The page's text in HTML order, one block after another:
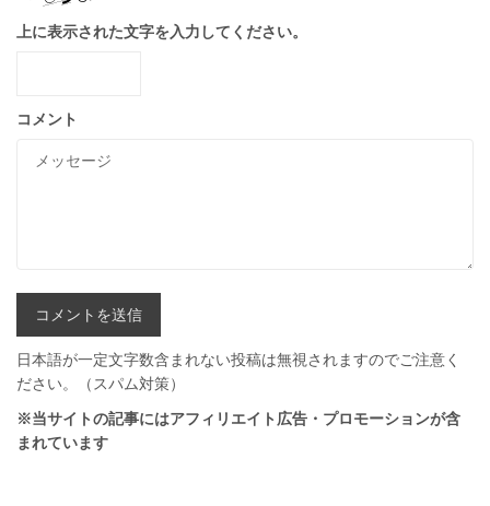
上に表示された文字を入力してください。
コメント
日本語が一定文字数含まれない投稿は無視されますのでご注意く
ださい。（スパム対策）
※当サイトの記事にはアフィリエイト広告・プロモーションが含
まれています